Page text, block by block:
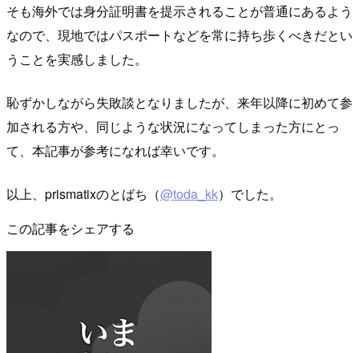
そも海外では身分証明書を提示されることが普通にあるよう
なので、現地ではパスポートなどを常に持ち歩くべきだとい
うことを実感しました。
恥ずかしながら失敗談となりましたが、来年以降に初めて参
加される方や、同じような状況になってしまった方にとっ
て、本記事が参考になれば幸いです。
以上、prismatixのとばち（@toda_kk）でした。
この記事をシェアする